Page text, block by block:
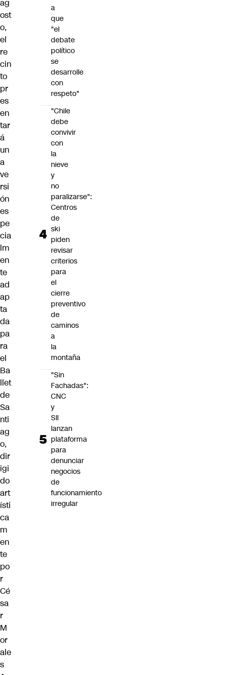
ag
ost
o,
el
re
cin
to
pr
es
en
tar
á
un
a
ve
rsi
ón
es
pe
cia
lm
en
te
ad
ap
ta
da
pa
ra
el
Ba
llet
de
Sa
nti
ag
o,
dir
igi
do
art
ísti
ca
m
en
te
po
r
Cé
sa
r
M
or
ale
s
a
que
"el
debate
político
se
desarrolle
con
respeto"
"Chile
debe
convivir
con
la
nieve
y
no
paralizarse":
Centros
de
ski
piden
revisar
criterios
para
el
cierre
preventivo
de
caminos
a
la
montaña
"Sin
Fachadas":
CNC
y
SII
lanzan
plataforma
para
denunciar
negocios
de
funcionamiento
irregular